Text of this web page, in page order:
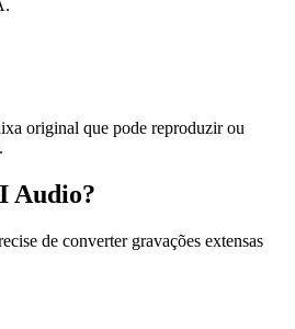
original que pode reproduzir ou
Audio?
de converter gravações extensas